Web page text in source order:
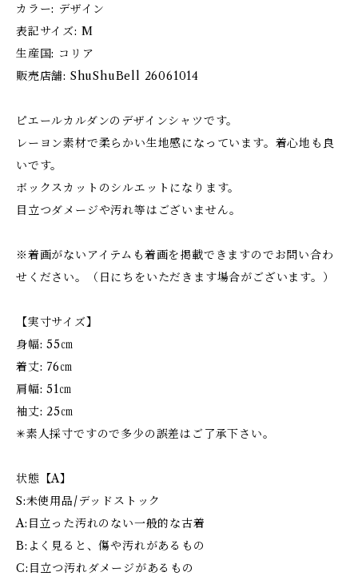
カラー: デザイン
表記サイズ: M
生産国: コリア
販売店舗: ShuShuBell 26061014
ピエールカルダンのデザインシャツです。
レーヨン素材で柔らかい生地感になっています。着心地も良
いです。
ボックスカットのシルエットになります。
目立つダメージや汚れ等はございません。
※着画がないアイテムも着画を掲載できますのでお問い合わ
せください。（日にちをいただきます場合がございます。）
【実寸サイズ】
身幅: 55㎝
着丈: 76㎝
肩幅: 51㎝
袖丈: 25㎝
✳︎素人採寸ですので多少の誤差はご了承下さい。
状態【A】
S:未使用品/デッドストック
A:目立った汚れのない一般的な古着
B:よく見ると、傷や汚れがあるもの
C:目立つ汚れダメージがあるもの